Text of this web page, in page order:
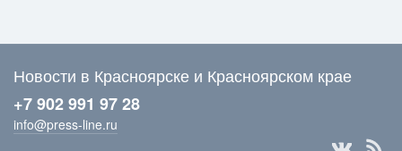
Новости в Красноярске и Красноярском крае
+7 902 991 97 28
info@press-line.ru